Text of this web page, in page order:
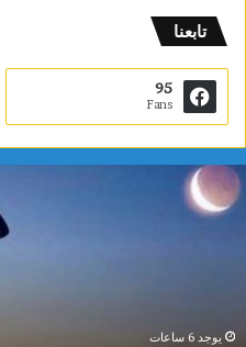
تابعنا
95
Fans
مدينة
العلوم:
فلكيًا
ربيع يوجد 6 ساعات